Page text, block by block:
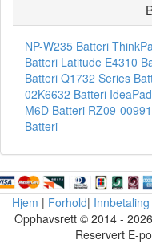
NP-W235 Batteri
Batteri Latitude E4310
Batteri Q1732 Series
02K6632 Batteri
M6D Batteri RZ09-
Batteri
Hjem | Forhold| Innbetaling
Opphavsrett © 2014 -
Reservert E-